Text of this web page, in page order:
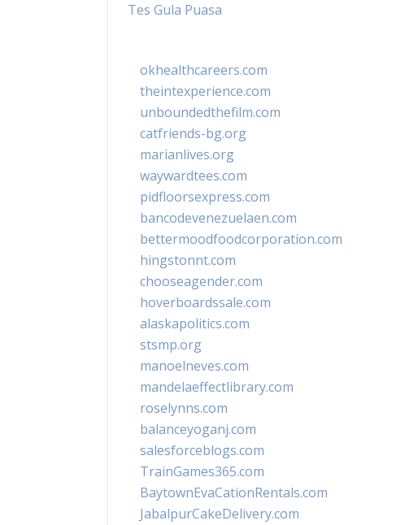
Tes Gula Puasa
okhealthcareers.com
theintexperience.com
unboundedthefilm.com
catfriends-bg.org
marianlives.org
waywardtees.com
pidfloorsexpress.com
bancodevenezuelaen.com
bettermoodfoodcorporation.com
hingstonnt.com
chooseagender.com
hoverboardssale.com
alaskapolitics.com
stsmp.org
manoelneves.com
mandelaeffectlibrary.com
roselynns.com
balanceyoganj.com
salesforceblogs.com
TrainGames365.com
BaytownEvaCationRentals.com
JabalpurCakeDelivery.com